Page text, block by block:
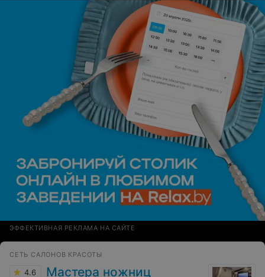
ЭФФЕКТИВНАЯ РЕКЛАМА НА САЙТЕ
СЕТЬ САЛОНОВ КРАСОТЫ
4.6 Мастера ножниц